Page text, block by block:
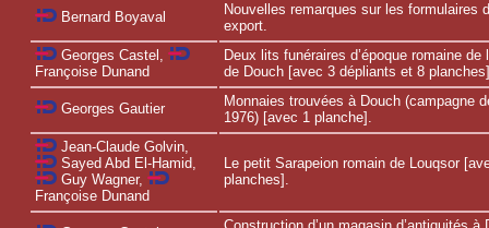
Bernard Boyaval
Nouvelles remarques sur les formulaires
export.
Georges Castel,
Françoise Dunand
Deux lits funéraires d’époque romaine de
de Douch [avec 3 dépliants et 8
Georges Gautier
Monnaies trouvées à Douch (campagne
1976) [avec 1 planche].
Jean-Claude Golvin,
Sayed Abd El-Hamid,
Guy Wagner,
Françoise Dunand
Le petit Sarapeion romain de Louqsor
planches].